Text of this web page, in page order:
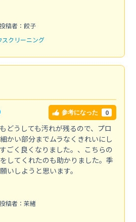
投稿者：餃子
クリーニング
参考になった 0
どうしても汚れが残るので、プロ
かい部分までムラなくきれいにし
ごく良くなりました。、こちらの
してくれたのも助かりました。季
いしようと思います。
投稿者：茉緒